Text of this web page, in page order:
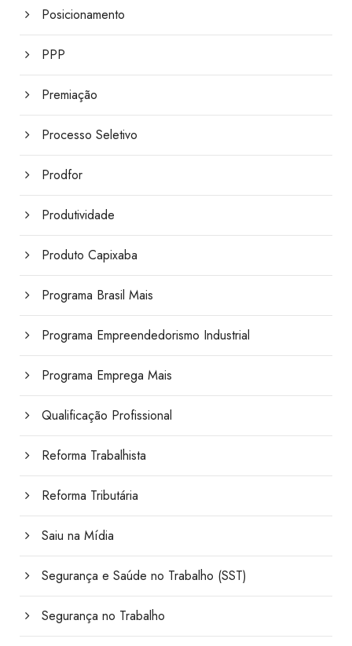
Posicionamento
PPP
Premiação
Processo Seletivo
Prodfor
Produtividade
Produto Capixaba
Programa Brasil Mais
Programa Empreendedorismo Industrial
Programa Emprega Mais
Qualificação Profissional
Reforma Trabalhista
Reforma Tributária
Saiu na Mídia
Segurança e Saúde no Trabalho (SST)
Segurança no Trabalho